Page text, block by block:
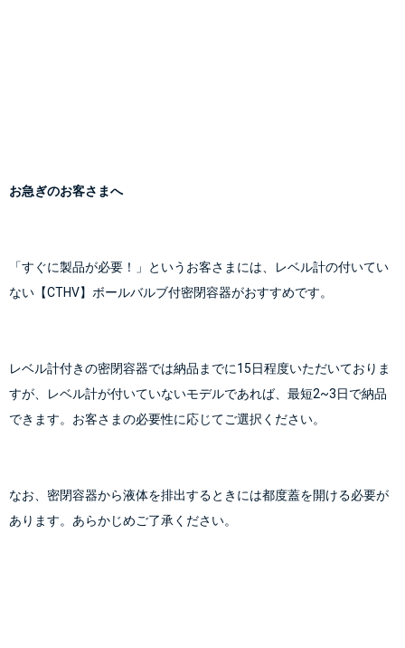
お急ぎのお客さまへ
「すぐに製品が必要！」というお客さまには、レベル計の付いてい
ない 【CTHV】ボールバルブ付密閉容器がおすすめです。
レベル計付きの密閉容器では納品までに15日程度いただいておりま
すが、レベル計が付いていないモデルであれば、最短2~3日で納品
できます。お客さまの必要性に応じてご選択ください。
なお、密閉容器から液体を排出するときには都度蓋を開ける必要が
あります。あらかじめご了承ください。